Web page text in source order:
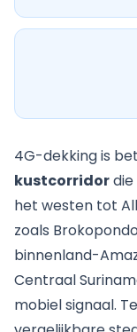
4G-dekking is
kustcorridor
het westen tot
zoals
binnenland-
Centraal
mobiel signaal.